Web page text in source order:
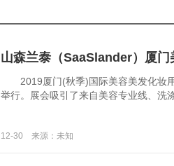
山森兰泰（SaaSlander）厦门
2019厦门(秋季)国际美容美发化妆
举行。展会吸引了来自美容专业线、洗
12-30 来源：未知